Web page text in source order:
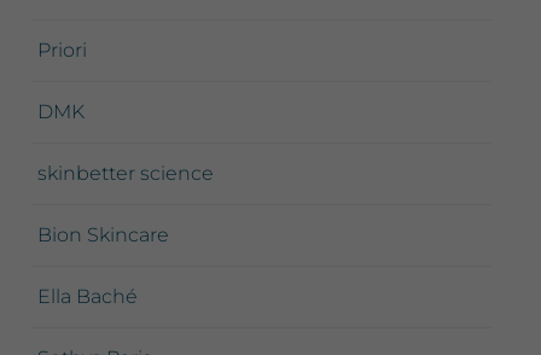
Priori
DMK
skinbetter science
Bion Skincare
Ella Baché